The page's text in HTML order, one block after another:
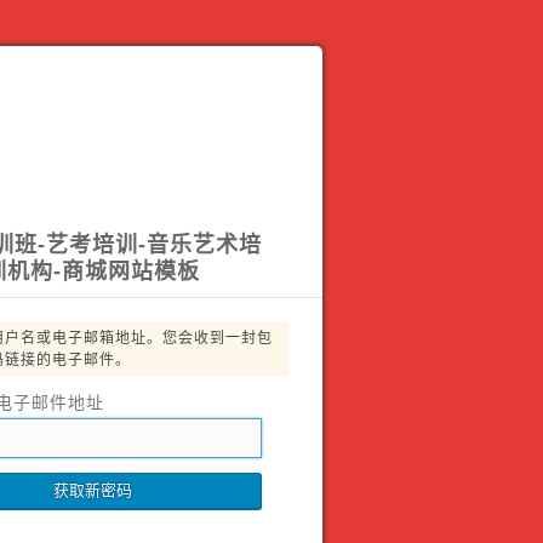
班-艺考培训-音乐艺术培
机构-商城网站模板
名或电子邮箱地址。您会收到一封包
接的电子邮件。
子邮件地址